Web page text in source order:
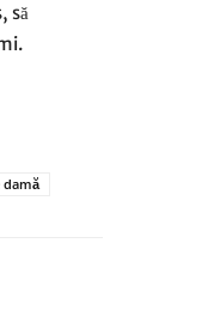
să
damă